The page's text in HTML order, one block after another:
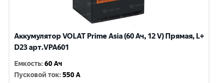
Аккумулятор VOLAT Prime Asia (60 Ач, 12 V) Прямая, L+
D23 арт.VPA601
Емкость:60 Ач
Пусковой ток:550 A